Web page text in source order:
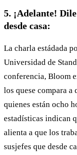
5. ¡Adelante!
desde casa:
La charla estádada
Universidad de
conferencia, Bloom
los quese compara a
quienes están ocho
estadísticas indican
alienta a que los
susjefes que desde